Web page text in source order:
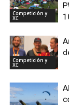
Competición y
XC
Competición y
XC